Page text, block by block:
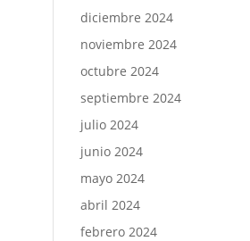
diciembre 2024
noviembre 2024
octubre 2024
septiembre 2024
julio 2024
junio 2024
mayo 2024
abril 2024
febrero 2024